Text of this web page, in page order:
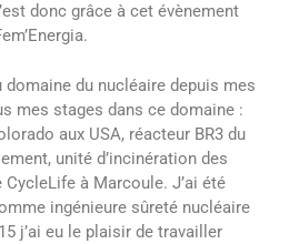
donc grâce à cet évènement
du nucléaire depuis mes
mes stages dans ce domaine :
aux USA, réacteur BR3 du
unité d’incinération des
à Marcoule. J’ai été
ingénieure sûreté nucléaire
j’ai eu le plaisir de travailler